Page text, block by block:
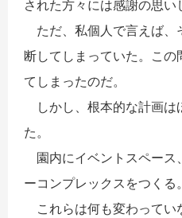
された方々には感謝の思い
ただ、私個人で言えば、
断してしまっていた。この
てしまったのだ。
しかし、根本的な計画は
た。
園内にイベントスペース
ーコンプレックスをつくる。
これらは何も変わってい